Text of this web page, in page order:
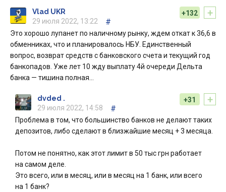
+
+132
Vlad UKR
29 июля 2022, 13:22
#
Это хорошо лупанет по наличному рынку, ждем откат к 36,6 в
обменниках, что и планировалось НБУ. Единственный
вопрос, возврат средств с банковского счета и текущий год
банкопадов. Уже лет 10 жду выплату 4й очереди Дельта
банка — тишина полная…
+
+31
dvded .
29 июля 2022, 14:58
#
Проблема в том, что большинство банков не делают таких
депозитов, либо сделают в близжайшие месяц + 3 месяца.
Потом не понятно, как этот лимит в 50 тыс грн работает
на самом деле.
Это всего, или в месяц, или в месяц на 1 банк, или всего
на 1 банк?